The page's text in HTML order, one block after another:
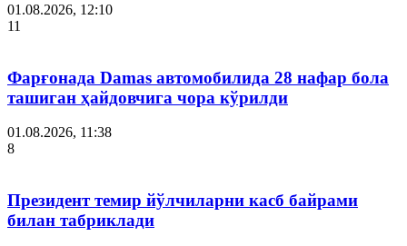
01.08.2026, 12:10
11
Фарғонада Damas автомобилида 28 нафар бола
ташиган ҳайдовчига чора кўрилди
01.08.2026, 11:38
8
Президент темир йўлчиларни касб байрами
билан табриклади